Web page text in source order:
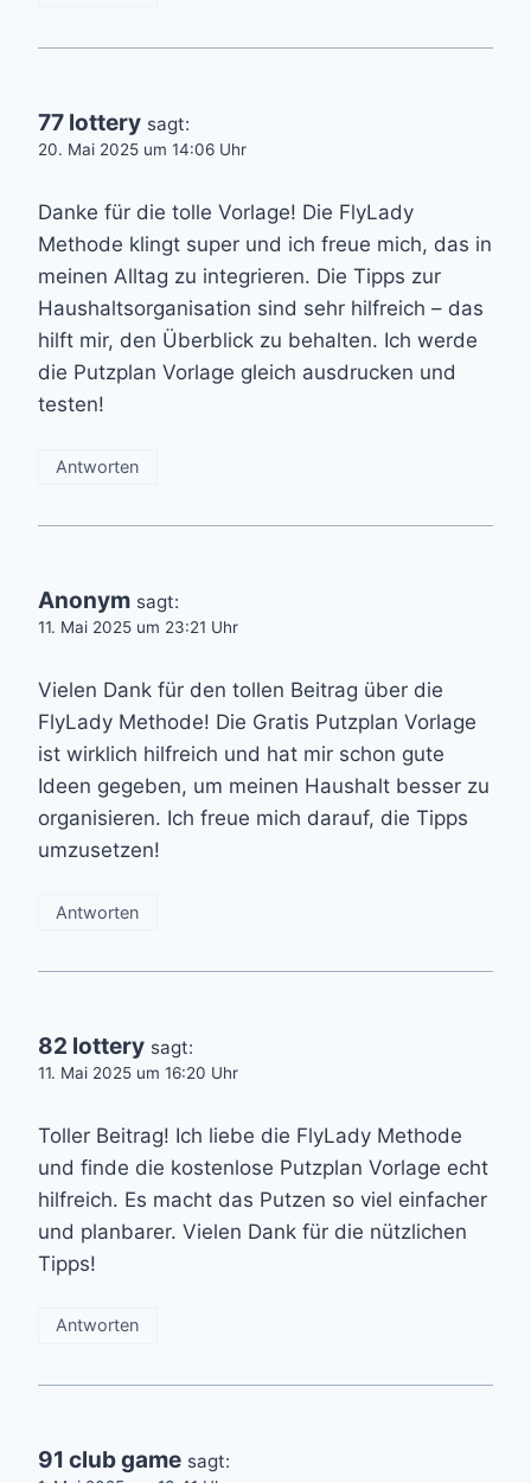
77 lottery sagt:
20. Mai 2025 um 14:06 Uhr
Danke für die tolle Vorlage! Die FlyLady
Methode klingt super und ich freue mich, das in
meinen Alltag zu integrieren. Die Tipps zur
Haushaltsorganisation sind sehr hilfreich – das
hilft mir, den Überblick zu behalten. Ich werde
die Putzplan Vorlage gleich ausdrucken und
testen!
Antworten
Anonym sagt:
11. Mai 2025 um 23:21 Uhr
Vielen Dank für den tollen Beitrag über die
FlyLady Methode! Die Gratis Putzplan Vorlage
ist wirklich hilfreich und hat mir schon gute
Ideen gegeben, um meinen Haushalt besser zu
organisieren. Ich freue mich darauf, die Tipps
umzusetzen!
Antworten
82 lottery sagt:
11. Mai 2025 um 16:20 Uhr
Toller Beitrag! Ich liebe die FlyLady Methode
und finde die kostenlose Putzplan Vorlage echt
hilfreich. Es macht das Putzen so viel einfacher
und planbarer. Vielen Dank für die nützlichen
Tipps!
Antworten
91 club game sagt: